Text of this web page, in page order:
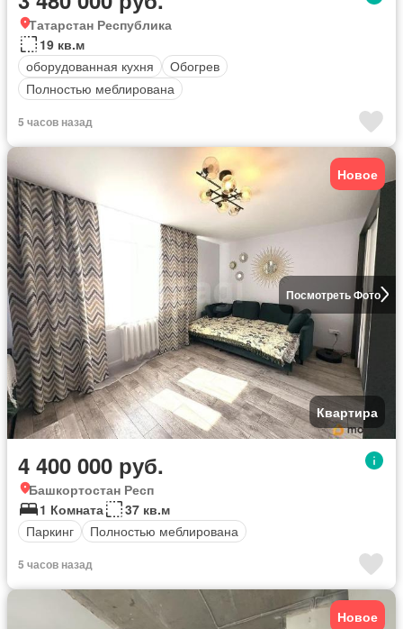
Татарстан Республика
19 кв.м
оборудованная кухня
Обогрев
Полностью меблирована
5 часов назад
Посмотреть Фото
Новое
Квартира
4 400 000 руб.
Башкортостан Респ
1 Комната
37 кв.м
Паркинг
Полностью меблирована
5 часов назад
Новое